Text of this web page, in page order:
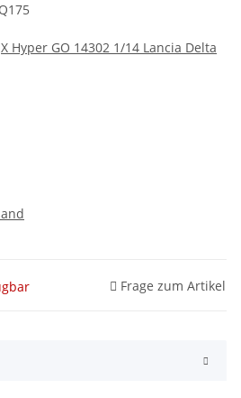
Hyper GO 14302 1/14 Lancia Delta
Frage zum Artikel